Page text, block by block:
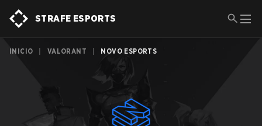
STRAFE ESPORTS
INICIO VALORANT NOVO ESPORTS